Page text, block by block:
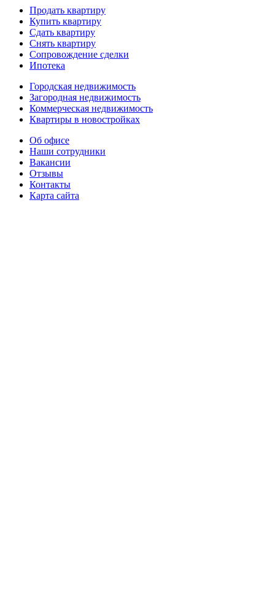
Продать квартиру
Купить квартиру
Сдать квартиру
Снять квартиру
Сопровождение сделки
Ипотека
Городская недвижимость
Загородная недвижимость
Коммерческая недвижимость
Квартиры в новостройках
Об офисе
Наши сотрудники
Вакансии
Отзывы
Контакты
Карта сайта